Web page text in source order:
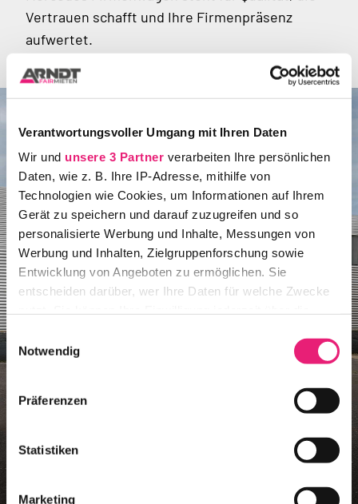
Verantwortungsvoller Umgang mit Ihren Daten
Wir und unsere 3 Partner verarbeiten Ihre persönlichen
Daten, wie z. B. Ihre IP-Adresse, mithilfe von
Technologien wie Cookies, um Informationen auf Ihrem
Gerät zu speichern und darauf zuzugreifen und so
personalisierte Werbung und Inhalte, Messungen von
Werbung und Inhalten, Zielgruppenforschung sowie
Entwicklung von Angeboten zu ermöglichen. Sie
entscheiden darüber, wer Ihre Daten für welche Zwecke
Trigger Symbol ändern oder widerrufen
Erfahren Sie mehr darüber, wie Ihre persönlichen Daten
verarbeitet werden, und legen Sie Ihre Präferenzen im
Wir verwenden Cookies, um Inhalte und Anzeigen zu
Einwilligungsauswahl
Notwendig
Präferenzen
Statistiken
Marketing
Vertrauen schafft und Ihre Firmenpräsenz
aufwertet.